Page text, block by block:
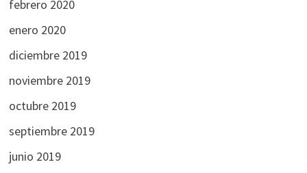
febrero 2020
enero 2020
diciembre 2019
noviembre 2019
octubre 2019
septiembre 2019
junio 2019